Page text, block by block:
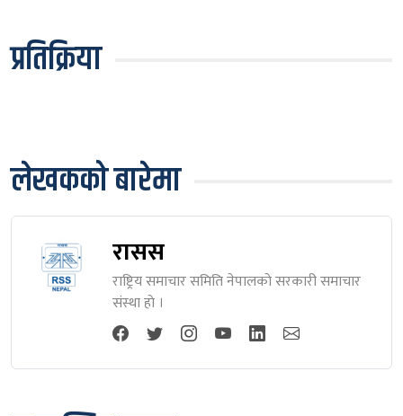
प्रतिक्रिया
लेखकको बारेमा
रासस
राष्ट्रिय समाचार समिति नेपालकाे सरकारी समाचार
संस्था हाे ।